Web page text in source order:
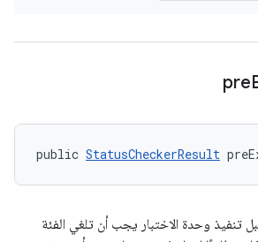
pre
public StatusCheckerResult
تنفيذ وحدة الاختبار يجب أن تلغي الفئة